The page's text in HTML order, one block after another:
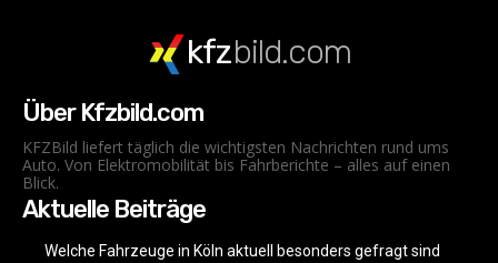
kfzbild.com
Über Kfzbild.com
KFZBild liefert täglich die wichtigsten Nachrichten rund ums
Auto. Von Elektromobilität bis Fahrberichte – alles auf einen
Blick.
Aktuelle Beiträge
Welche Fahrzeuge in Köln aktuell besonders gefragt sind